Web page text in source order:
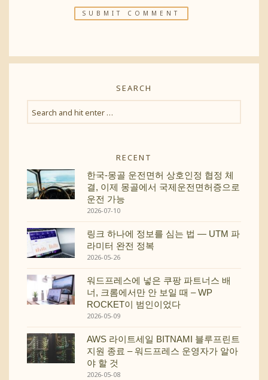
SEARCH
RECENT
한국-몽골 운전면허 상호인정 협정 체
결, 이제 몽골에서 국제운전면허증으로
운전 가능
2026-07-10
링크 하나에 정보를 심는 법 — UTM 파
라미터 완전 정복
2026-05-26
워드프레스에 넣은 쿠팡 파트너스 배
너, 크롬에서만 안 보일 때 – WP
ROCKET이 범인이었다
2026-05-09
AWS 라이트세일 BITNAMI 블루프린트
지원 종료 – 워드프레스 운영자가 알아
야 할 것
2026-05-08